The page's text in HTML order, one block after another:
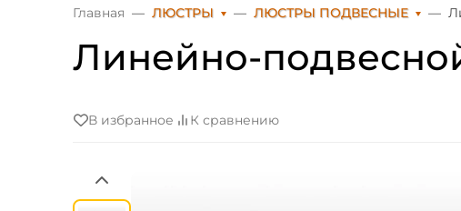
Главная ЛЮСТРЫ ЛЮСТРЫ ПОДВЕСНЫЕ
Линейно-
В избранное К сравнению